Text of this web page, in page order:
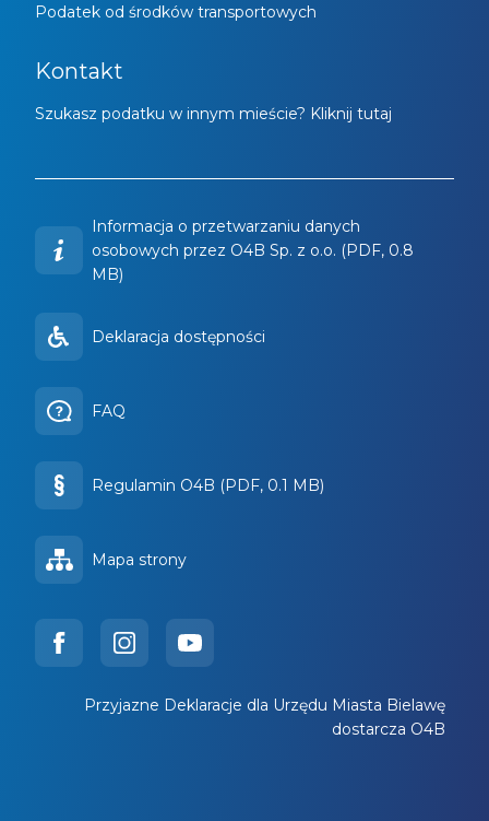
Podatek od środków transportowych
Kontakt
Szukasz podatku w innym mieście? Kliknij tutaj
Informacja o przetwarzaniu danych
osobowych przez O4B Sp. z o.o. (PDF, 0.8
MB)
Deklaracja dostępności
FAQ
Regulamin O4B (PDF, 0.1 MB)
Mapa strony
Przyjazne Deklaracje dla Urzędu Miasta Bielawę
dostarcza O4B